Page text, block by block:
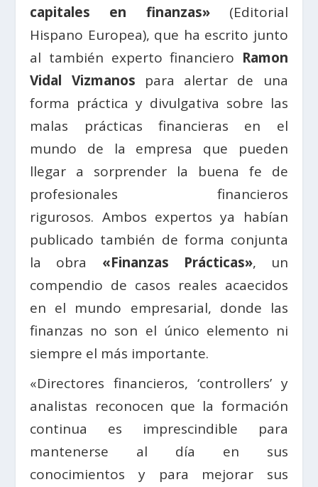
capitales en finanzas»(Editorial
Hispano Europea), que ha escrito junto
al también experto financiero Ramon
Vidal Vizmanos para alertar de una
forma práctica y divulgativa sobre las
malas prácticas financieras en el
mundo de la empresa que pueden
llegar a sorprender la buena fe de
profesionales financieros
rigurosos. Ambos expertos ya habían
publicado también de forma conjunta
la obra «Finanzas Prácticas», un
compendio de casos reales acaecidos
en el mundo empresarial, donde las
finanzas no son el único elemento ni
siempre el más importante.
«Directores financieros, ‘controllers’ y
analistas reconocen que la formación
continua es imprescindible para
mantenerse al día en sus
conocimientos y para mejorar sus